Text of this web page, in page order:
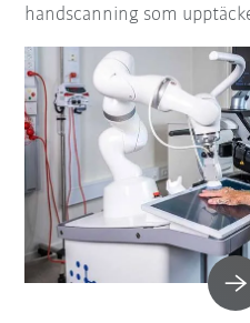
handscanning som